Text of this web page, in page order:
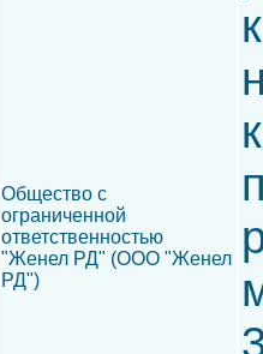
Общество с
ограниченной
ответственностью
"Женел РД" (ООО "Женел
РД")